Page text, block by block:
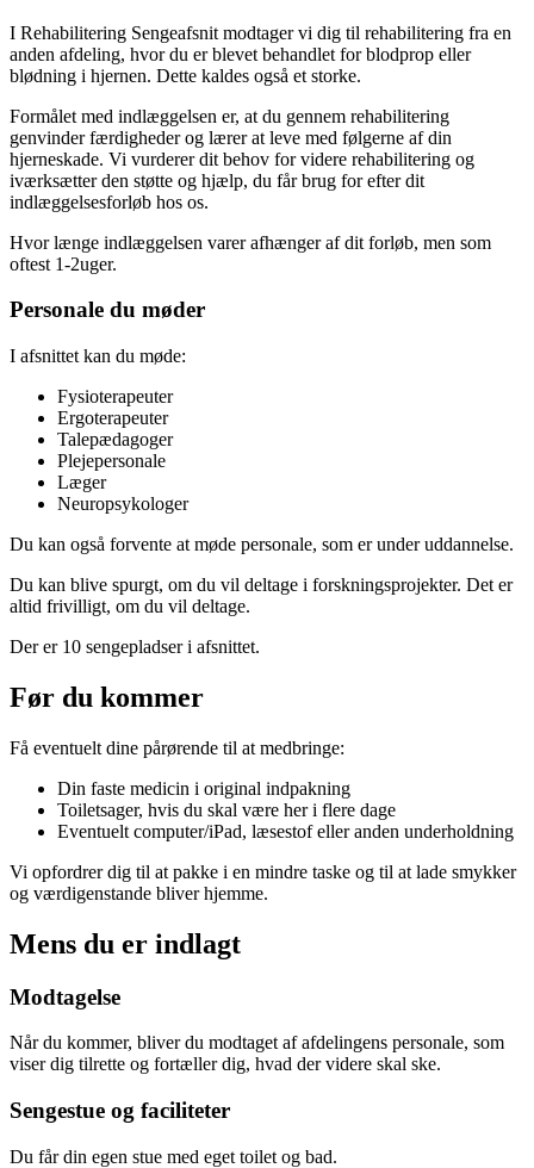
I Rehabilitering Sengeafsnit modtager vi dig til rehabilitering fra en
anden afdeling, hvor du er blevet behandlet for blodprop eller
blødning i hjernen. Dette kaldes også et storke.
Formålet med indlæggelsen er, at du gennem rehabilitering
genvinder færdigheder og lærer at leve med følgerne af din
hjerneskade. Vi vurderer dit behov for videre rehabilitering og
iværksætter den støtte og hjælp, du får brug for efter dit
indlæggelsesforløb hos os.
Hvor længe indlæggelsen varer afhænger af dit forløb, men som
oftest 1-2uger.
Personale du møder
I afsnittet kan du møde:
Fysioterapeuter
Ergoterapeuter
Talepædagoger
Plejepersonale
Læger
Neuropsykologer
Du kan også forvente at møde personale, som er under uddannelse.
Du kan blive spurgt, om du vil deltage i forskningsprojekter. Det er
altid frivilligt, om du vil deltage.
Der er 10 sengepladser i afsnittet.
Før du kommer
Få eventuelt dine pårørende til at medbringe:
Din faste medicin i original indpakning
Toiletsager, hvis du skal være her i flere dage
Eventuelt computer/iPad, læsestof eller anden underholdning
Vi opfordrer dig til at pakke i en mindre taske og til at lade smykker
og værdigenstande bliver hjemme.
Mens du er indlagt
Modtagelse
Når du kommer, bliver du modtaget af afdelingens personale, som
viser dig tilrette og fortæller dig, hvad der videre skal ske.
Sengestue og faciliteter
Du får din egen stue med eget toilet og bad.